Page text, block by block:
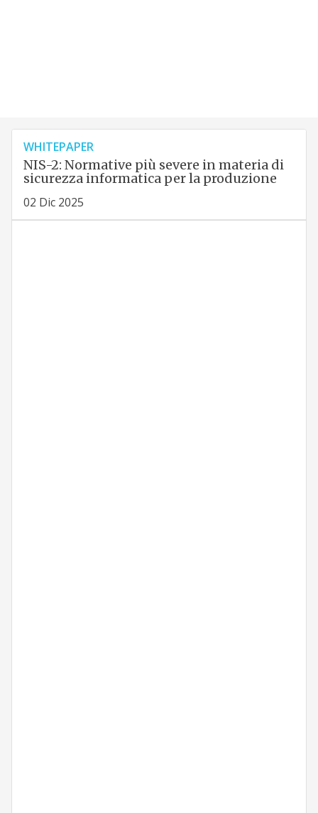
WHITEPAPER
NIS-2: Normative più severe in materia di
sicurezza informatica per la produzione
02 Dic 2025